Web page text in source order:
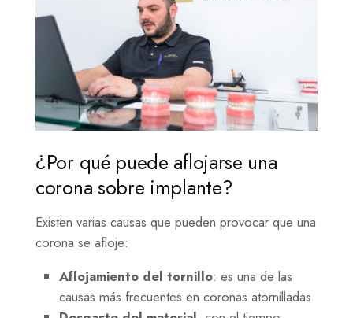
¿Por qué puede aflojarse una
corona sobre implante?
Existen varias causas que pueden provocar que una
corona se afloje:
Aflojamiento del tornillo: es una de las
causas más frecuentes en coronas atornilladas